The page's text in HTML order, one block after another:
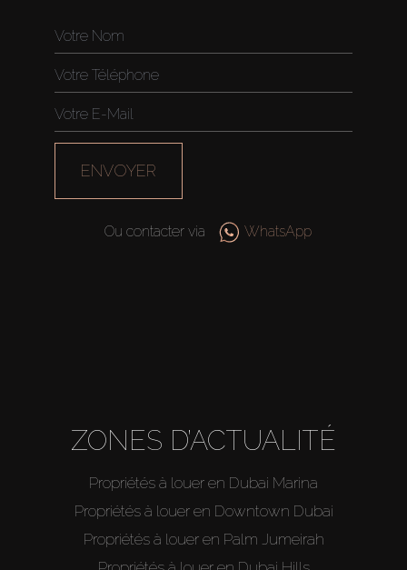
ENVOYER
Ou contacter via WhatsApp
ZONES D’ACTUALITÉ
Propriétés à louer en Dubai Marina
Propriétés à louer en Downtown Dubai
Propriétés à louer en Palm Jumeirah